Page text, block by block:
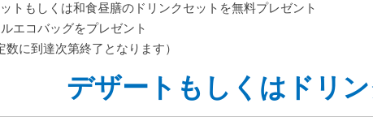
トもしくは和食昼膳のドリンクセットを無料プレゼント
エコバッグをプレゼント
数に到達次第終了となります）
デザートもしくはドリ